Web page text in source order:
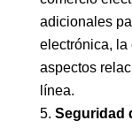
adicionales
electrónica, la
aspectos
línea.
Seguridad